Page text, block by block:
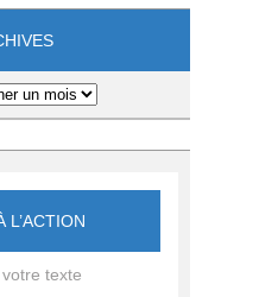
L’ACTION
texte